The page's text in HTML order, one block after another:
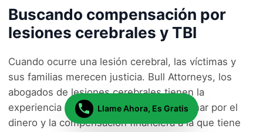
Buscando compensación por
lesiones cerebrales y TBI
Cuando ocurre una lesión cerebral, las víctimas y
sus familias merecen justicia. Bull Attorneys, los
abogados de lesiones cerebrales tienen la
experiencia legal y la capacidad para luchar por el
dinero y la compensación financiera a la que tiene
Llame Ahora, Es Gratis